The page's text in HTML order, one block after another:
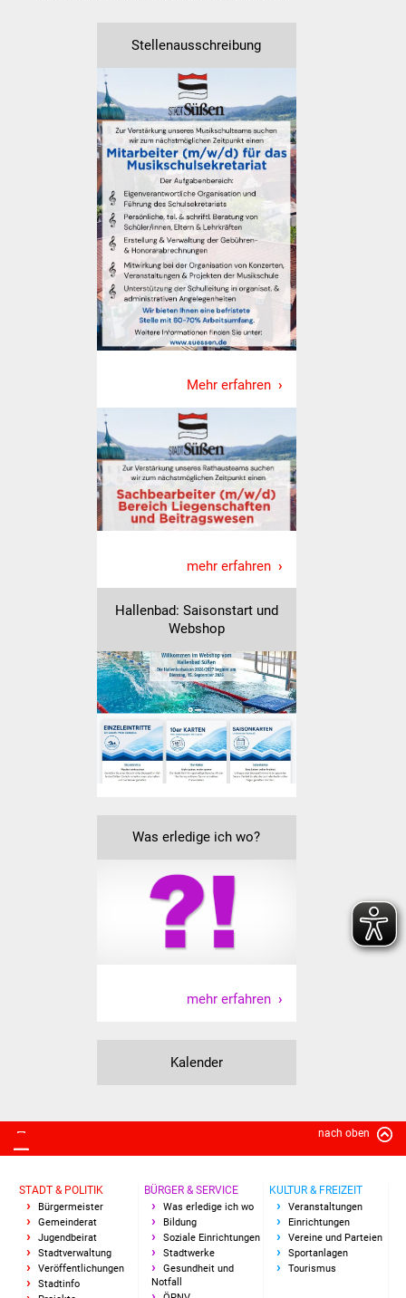
Bürger & Service
Was erledige ich wo
Dienstleistungen
Lebenslagen
Formulare
Bürgerinfos
Bildung
Kindergärten
Kolping-Musikschule
Volkshochschule
Lokale Agenda
Jugendhaus
Fachteam Jugend
Kinder- und
Familienzentrum
NETZMonitor
Hitzewarnung / UV-
Abfall und Entsorgung
Kultur & Freizeit
Stellenausschreibung
Mehr erfahren
mehr erfahren
Hallenbad: Saisonstart und
Webshop
Was erledige ich wo?
mehr erfahren
Kalender
nach oben
STADT & POLITIK
Bürgermeister
Gemeinderat
Jugendbeirat
Stadtverwaltung
Veröffentlichungen
Stadtinfo
BÜRGER & SERVICE
Was erledige ich wo
Bildung
Soziale Einrichtungen
Stadtwerke
Gesundheit und
Notfall
KULTUR & FREIZEIT
Veranstaltungen
Einrichtungen
Vereine und Parteien
Sportanlagen
Tourismus